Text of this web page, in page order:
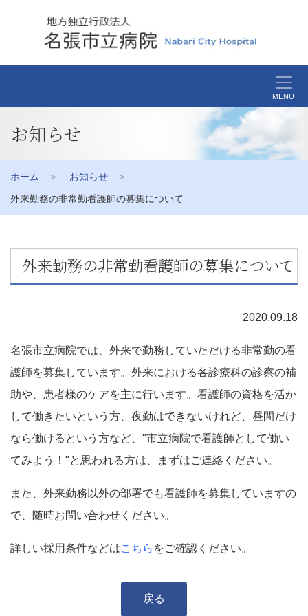
MENU
お知らせ
ホーム
お知らせ
外来勤務の非常勤看護師の募集について
外来勤務の非常勤看護師の募集について
2020.09.18
名張市立病院では、外来で勤務していただける非常勤の看
護師を募集しています。外来における各診療科の診察の補
助や、患者様のケアを主に行います。看護師の資格を活か
して働きたいという方、夜勤はできないけれど、昼間だけ
なら働けるという方など、"市立病院で看護師として働い
てみよう！"と思われる方は、まずはご連絡ください。
また、外来勤務以外の部署でも看護師を募集していますの
で、随時お問い合わせください。
詳しい採用条件などはこちら をご確認ください。
戻る